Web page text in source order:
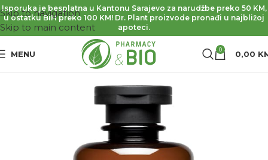
Skip to navigation
Skip to main content
Isporuka je besplatna u Kantonu Sarajevo za narudžbe preko 50 KM,
u ostatku BiH preko 100 KM! Dr. Plant proizvode pronađi u najbližoj
apoteci.
MENU 0 0,00